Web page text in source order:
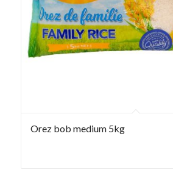
Orez bob medium 5kg